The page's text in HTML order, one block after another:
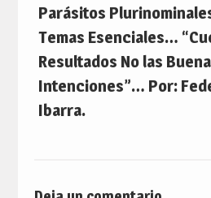
Parásitos
Temas Esenciales…
Resultados No las
Intenciones”… Por:
Ibarra.